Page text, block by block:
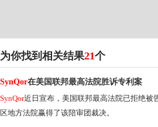
为你找到相关结果21个
SynQor在美国联邦最高法院胜诉专利案
SynQor近日宣布，美国联邦最高法院已拒绝被
区地方法院赢得了该陪审团裁决。